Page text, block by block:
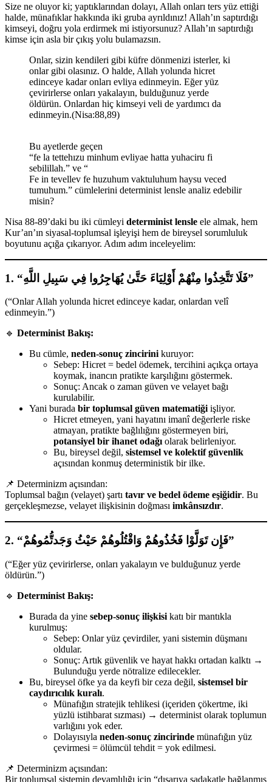
Size ne oluyor ki; yaptıklarından dolayı, Allah onları ters yüz ettiği
halde, münafıklar hakkında iki gruba ayrıldınız! Allah’ın saptırdığı
kimseyi, doğru yola erdirmek mi istiyorsunuz? Allah’ın saptırdığı
kimse için asla bir çıkış yolu bulamazsın.
Onlar, sizin kendileri gibi küfre dönmenizi isterler, ki
onlar gibi olasınız. O halde, Allah yolunda hicret
edinceye kadar onları evliya edinmeyin. Eğer yüz
çevirirlerse onları yakalayın, bulduğunuz yerde
öldürün. Onlardan hiç kimseyi veli de yardımcı da
edinmeyin.(Nisa:88,89)
Bu ayetlerde geçen
“fe la tettehızu minhum evliyae hatta yuhaciru fi
sebilillah.” ve “
Fe in tevellev fe huzuhum vaktuluhum haysu veced
tumuhum.” cümlelerini determinist lensle analiz edebilir
misin?
Nisa 88-89’daki bu iki cümleyi determinist lensle ele almak, hem
Kur’an’ın siyasal-toplumsal işleyişi hem de bireysel sorumluluk
boyutunu açığa çıkarıyor. Adım adım inceleyelim:
1. “فَلَا تَتَّخِذُوا مِنْهُمْ أَوْلِيَاءَ حَتَّىٰ يُهَاجِرُوا فِي سَبِيلِ اللَّهِ”
(“Onlar Allah yolunda hicret edinceye kadar, onlardan velî
edinmeyin.”)
🔹 Determinist Bakış:
Bu cümle, neden-sonuç zincirini kuruyor:
Sebep: Hicret = bedel ödemek, tercihini açıkça ortaya
koymak, inancın pratikte karşılığını göstermek.
Sonuç: Ancak o zaman güven ve velayet bağı
kurulabilir.
Yani burada bir toplumsal güven matematiği işliyor.
Hicret etmeyen, yani hayatını imanî değerlerle riske
atmayan, pratikte bağlılığını göstermeyen biri,
potansiyel bir ihanet odağı olarak belirleniyor.
Bu, bireysel değil, sistemsel ve kolektif güvenlik
açısından konmuş deterministik bir ilke.
📌 Determinizm açısından:
Toplumsal bağın (velayet) şartı tavır ve bedel ödeme eşiğidir. Bu
gerçekleşmezse, velayet ilişkisinin doğması imkânsızdır.
2. “فَإِن تَوَلَّوْا فَخُذُوهُمْ وَاقْتُلُوهُمْ حَيْثُ وَجَدتُّمُوهُمْ”
(“Eğer yüz çevirirlerse, onları yakalayın ve bulduğunuz yerde
öldürün.”)
🔹 Determinist Bakış:
Burada da yine sebep-sonuç ilişkisi katı bir mantıkla
kurulmuş:
Sebep: Onlar yüz çevirdiler, yani sistemin düşmanı
oldular.
Sonuç: Artık güvenlik ve hayat hakkı ortadan kalktı →
Bulunduğu yerde nötralize edilecekler.
Bu, bireysel öfke ya da keyfi bir ceza değil, sistemsel bir
caydırıcılık kuralı.
Münafığın stratejik tehlikesi (içeriden çökertme, iki
yüzlü istihbarat sızması) → determinist olarak toplumun
varlığını yok eder.
Dolayısıyla neden-sonuç zincirinde münafığın yüz
çevirmesi = ölümcül tehdit = yok edilmesi.
📌 Determinizm açısından:
Bir toplumsal sistemin devamlılığı için “dışarıya sadakatle bağlanmış